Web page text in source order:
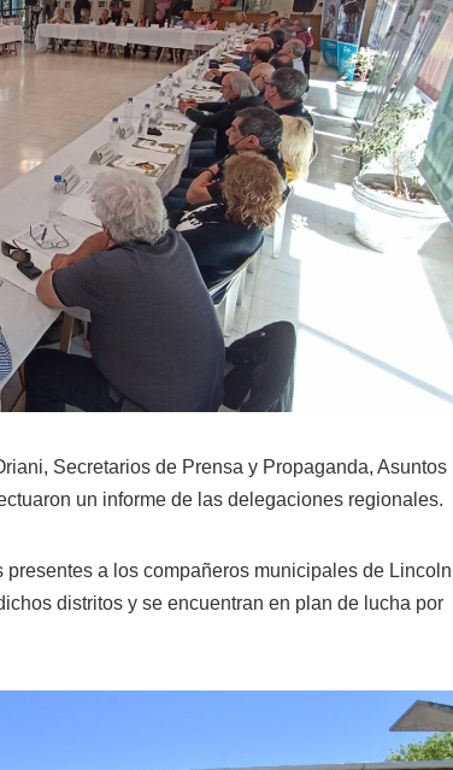
Secretarios de Prensa y Propaganda, Asuntos
un informe de las delegaciones regionales.
a los compañeros municipales de Lincoln
distritos y se encuentran en plan de lucha por